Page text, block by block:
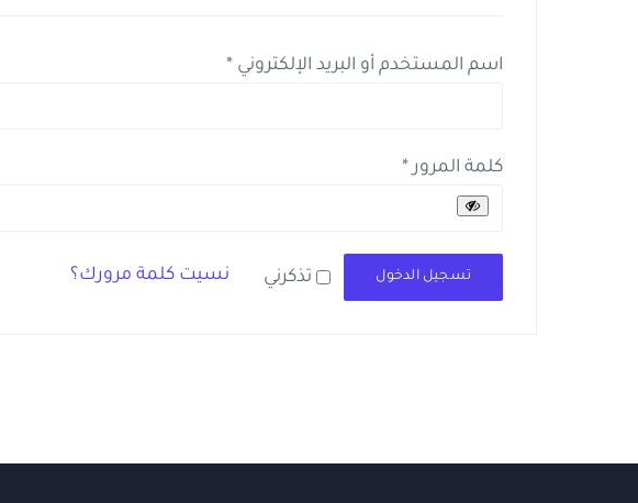
اسم المستخدم أو البريد الإلكتروني *
كلمة المرور *
تذكرني تسجيل الدخول نسيت كلمة مرورك؟